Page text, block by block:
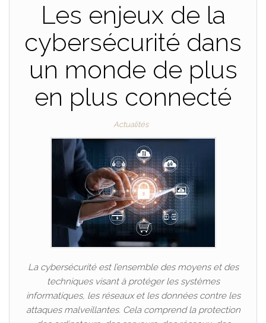
Les enjeux de la
cybersécurité dans
un monde de plus
en plus connecté
Actualités
La cybersécurité est l’ensemble des moyens et des
techniques visant à protéger les systèmes
informatiques, les réseaux et les données contre les
attaques malveillantes. Cela comprend la protection